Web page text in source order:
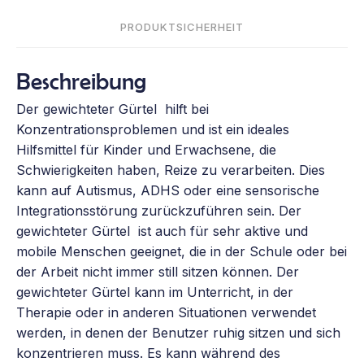
PRODUKTSICHERHEIT
Beschreibung
Der gewichteter Gürtel hilft bei
Konzentrationsproblemen und ist ein ideales
Hilfsmittel für Kinder und Erwachsene, die
Schwierigkeiten haben, Reize zu verarbeiten. Dies
kann auf Autismus, ADHS oder eine sensorische
Integrationsstörung zurückzuführen sein. Der
gewichteter Gürtel ist auch für sehr aktive und
mobile Menschen geeignet, die in der Schule oder bei
der Arbeit nicht immer still sitzen können. Der
gewichteter Gürtel kann im Unterricht, in der
Therapie oder in anderen Situationen verwendet
werden, in denen der Benutzer ruhig sitzen und sich
konzentrieren muss. Es kann während des